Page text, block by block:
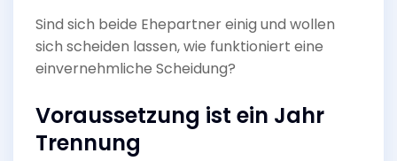
Sind sich beide Ehepartner einig und wollen
sich scheiden lassen, wie funktioniert eine
einvernehmliche Scheidung?
Voraussetzung ist ein Jahr
Trennung